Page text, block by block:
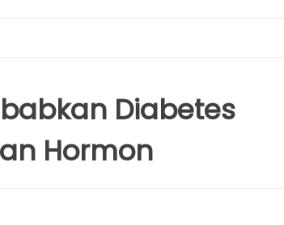
Diabetes
Hormon